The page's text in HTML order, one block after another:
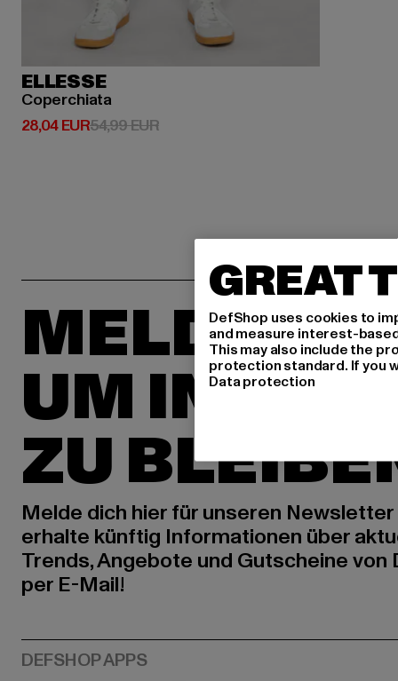
ELLESSE
Coperchiata
28,04 EUR
Derzeitiger Preis: 28,04 EUR
54,99 EURAktionspreis: 54,99 EUR
MELDE
UM
ZU
Melde dich hier für unseren Newsletter
erhalte künftig Informationen über
Trends, Angebote und Gutscheine von
per E-Mail!
GREAT
DefShop uses cookies to
and measure interest-
This may also include the
protection standard. If you
Data protection